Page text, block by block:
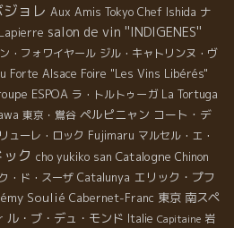
ジョレ Aux Amis Tokyo Chef Ishida ナ
salon de vin ''INDIGENES''
・フォワイヤール ジル・キャトリンヌ・ヴ
Forte Alsace Foire "Les Vins Libérés"
ESPOA ラ・トルトゥーガ La Tortuga
東京・鴬谷 ペルピニャン コート・デ
ューレ・ロック Fujimaru マルセル・エ・
ク cho yukiko san Catalogne Chinon
・ド・スーザ Catalunya エリック・プフ
Soulié Cabernet-Franc 東京 南スペ
ル・ブ・デュ・モンド Italie Capitaine 岩